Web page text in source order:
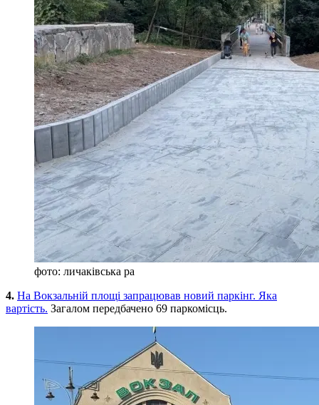
фото: личаківська ра
4. На Вокзальній площі запрацював новий паркінг. Яка
вартість. Загалом передбачено 69 паркомісць.